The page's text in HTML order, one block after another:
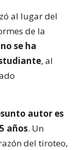
al lugar del
de la
no se ha
, al
autor es
años. Un
del tiroteo,